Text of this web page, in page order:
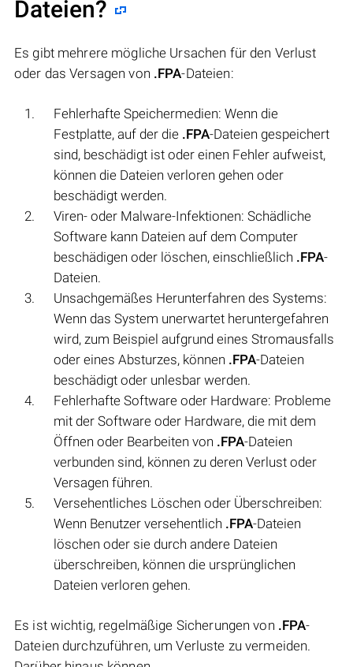
Dateien?
Es gibt mehrere mögliche Ursachen für den Verlust
oder das Versagen von .FPA-Dateien:
Fehlerhafte Speichermedien: Wenn die
Festplatte, auf der die .FPA-Dateien gespeichert
sind, beschädigt ist oder einen Fehler aufweist,
können die Dateien verloren gehen oder
beschädigt werden.
Viren- oder Malware-Infektionen: Schädliche
Software kann Dateien auf dem Computer
beschädigen oder löschen, einschließlich .FPA-
Dateien.
Unsachgemäßes Herunterfahren des Systems:
Wenn das System unerwartet heruntergefahren
wird, zum Beispiel aufgrund eines Stromausfalls
oder eines Absturzes, können .FPA-Dateien
beschädigt oder unlesbar werden.
Fehlerhafte Software oder Hardware: Probleme
mit der Software oder Hardware, die mit dem
Öffnen oder Bearbeiten von .FPA-Dateien
verbunden sind, können zu deren Verlust oder
Versagen führen.
Versehentliches Löschen oder Überschreiben:
Wenn Benutzer versehentlich .FPA-Dateien
löschen oder sie durch andere Dateien
überschreiben, können die ursprünglichen
Dateien verloren gehen.
Es ist wichtig, regelmäßige Sicherungen von .FPA-
Dateien durchzuführen, um Verluste zu vermeiden.